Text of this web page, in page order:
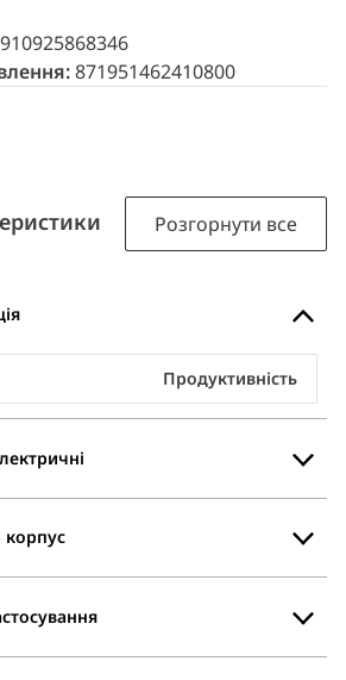
910925868346
871951462410800
Розгорнути все
Продуктивність
корпус